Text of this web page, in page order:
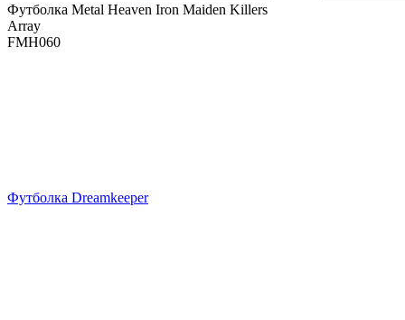
Футболка Metal Heaven Iron Maiden Killers
Array
FMH060
Футболка Dreamkeeper